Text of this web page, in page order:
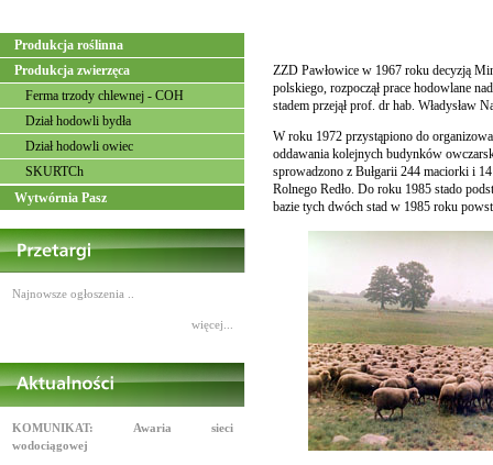
Produkcja roślinna
Produkcja zwierzęca
Ferma trzody chlewnej - COH
Dział hodowli bydła
Dział hodowli owiec
SKURTCh
Wytwórnia Pasz
Najnowsze ogłoszenia ..
więcej...
KOMUNIKAT: Awaria sieci
wodociągowej
ZZD Pawłowice w 1967 roku decyzją
polskiego, rozpoczął prace hodowlane
stadem przejął prof. dr hab. Władysław
W roku 1972 przystąpiono do
oddawania kolejnych budynków
sprowadzono z Bułgarii 244 maciorki i
Rolnego Redło. Do roku 1985 stado
bazie tych dwóch stad w 1985 roku